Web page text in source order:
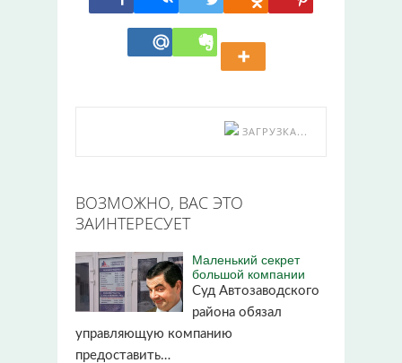
ЗАГРУЗКА...
ВОЗМОЖНО, ВАС ЭТО
ЗАИНТЕРЕСУЕТ
Маленький секрет
большой компании
Суд Автозаводского
района обязал
управляющую компанию
предоставить…